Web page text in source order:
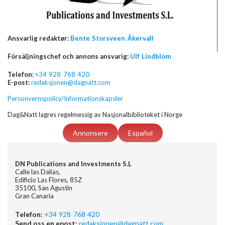
Ansvarlig redaktør: Bente Storsveen Åkervall
Försäljningschef och annons ansvarig: Ulf Lindblom
Telefon:+34 928 768 420
E-post:redaksjonen@dagnatt.com
Personvernspolicy/Informationskapsler
Dag&Natt lagres regelmessig av Nasjonalbiblioteket i Norge
Annonsere Español
DN Publications and Investments S.L
Calle las Dalias,
Edificio Las Flores, 85Z
35100, San Agustin
Gran Canaria
Telefon: +34 928 768 420
Send oss en epost: redaksjonen@dagnatt.com